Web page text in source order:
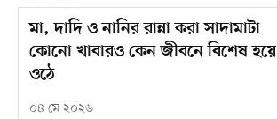
মা, দাদি ও নানির রান্না করা সাদামাটা
কোনো খাবারও কেন জীবনে বিশেষ হয়ে
ওঠে
০৪ মে ২০২৬